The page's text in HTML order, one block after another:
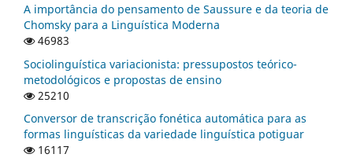
A importância do pensamento de Saussure e da teoria de
Chomsky para a Linguística Moderna
46983
Sociolinguística variacionista: pressupostos teórico-
metodológicos e propostas de ensino
25210
Conversor de transcrição fonética automática para as
formas linguísticas da variedade linguística potiguar
16117